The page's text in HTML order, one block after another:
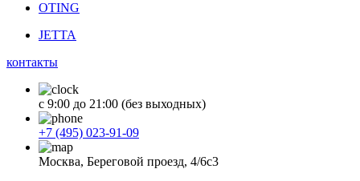
OTING
JETTA
контакты
с 9:00 до 21:00 (без выходных)
+7 (495) 023-91-09
Москва, Береговой проезд, 4/6с3